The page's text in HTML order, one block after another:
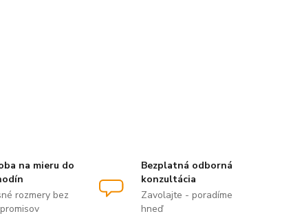
na mieru do
rozmery bez
Bezplatná odborná
konzultácia
Zavolajte - poradíme
hneď